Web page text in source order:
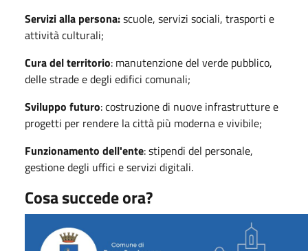
Servizi alla persona:scuole, servizi sociali, trasporti e
attività culturali;
Cura del territorio: manutenzione del verde pubblico,
delle strade e degli edifici comunali;
Sviluppo futuro: costruzione di nuove infrastrutture e
progetti per rendere la città più moderna e vivibile;
Funzionamento dell'ente: stipendi del personale,
gestione degli uffici e servizi digitali.
Cosa succede ora?